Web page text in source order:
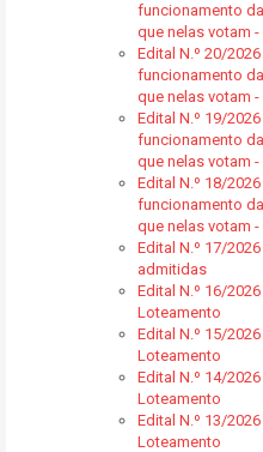
funcionamento
que nelas votam -
Edital N.º 20/
funcionamento
que nelas votam -
Edital N.º 19/
funcionamento
que nelas votam -
Edital N.º 18/
funcionamento
que nelas votam -
Edital N.º 17/
admitidas
Edital N.º 16/
Loteamento
Edital N.º 15/
Loteamento
Edital N.º 14/
Loteamento
Edital N.º 13/
Loteamento